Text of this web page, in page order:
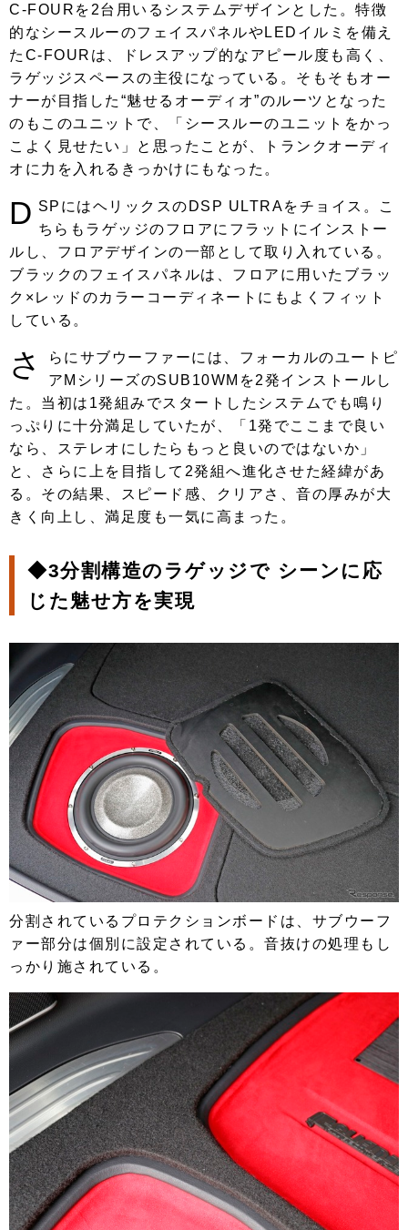
C-FOURを2台用いるシステムデザインとした。特徴
的なシースルーのフェイスパネルやLEDイルミを備え
たC-FOURは、ドレスアップ的なアピール度も高く、
ラゲッジスペースの主役になっている。そもそもオー
ナーが目指した“魅せるオーディオ”のルーツとなった
のもこのユニットで、「シースルーのユニットをかっ
こよく見せたい」と思ったことが、トランクオーディ
オに力を入れるきっかけにもなった。
D SPにはヘリックスのDSP ULTRAをチョイス。こ
ちらもラゲッジのフロアにフラットにインストー
ルし、フロアデザインの一部として取り入れている。
ブラックのフェイスパネルは、フロアに用いたブラッ
ク×レッドのカラーコーディネートにもよくフィット
している。
さ
らにサブウーファーには、フォーカルのユートピ
アMシリーズのSUB10WMを2発インストールし
た。当初は1発組みでスタートしたシステムでも鳴り
っぷりに十分満足していたが、「1発でここまで良い
なら、ステレオにしたらもっと良いのではないか」
と、さらに上を目指して2発組へ進化させた経緯があ
る。その結果、スピード感、クリアさ、音の厚みが大
きく向上し、満足度も一気に高まった。
◆3分割構造のラゲッジで シーンに応
じた魅せ方を実現
分割されているプロテクションボードは、サブウーフ
ァー部分は個別に設定されている。音抜けの処理もし
っかり施されている。